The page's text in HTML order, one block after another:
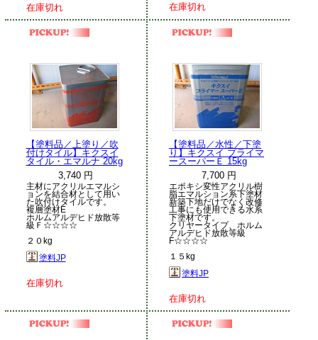
在庫切れ 在庫切れ
【塗料品／上塗り／吹
付けタイル】キクスイ
タイル・エマルナ 20kg
3,740 円
主材にアクリルエマルシ
ョンを結合材として用い
た吹付けタイルです。
複層塗材E
ホルムアルデヒド放散等
級Ｆ☆☆☆☆
２０kg
塗料JP
在庫切れ
【塗料品／水性／下塗
り】キクスイ プライマ
ースーパーＥ 15kg
7,700 円
エポキシ変性アクリル樹
脂エマルション系下塗材
新築下地だけでなく改修
工事にも使用できる水系
下塗材です。
クリヤータイプ、ホルム
アルデヒド放散等級
F☆☆☆☆
１５kg
塗料JP
在庫切れ